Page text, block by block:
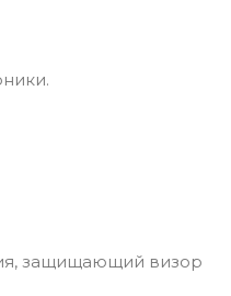
защищающий визор